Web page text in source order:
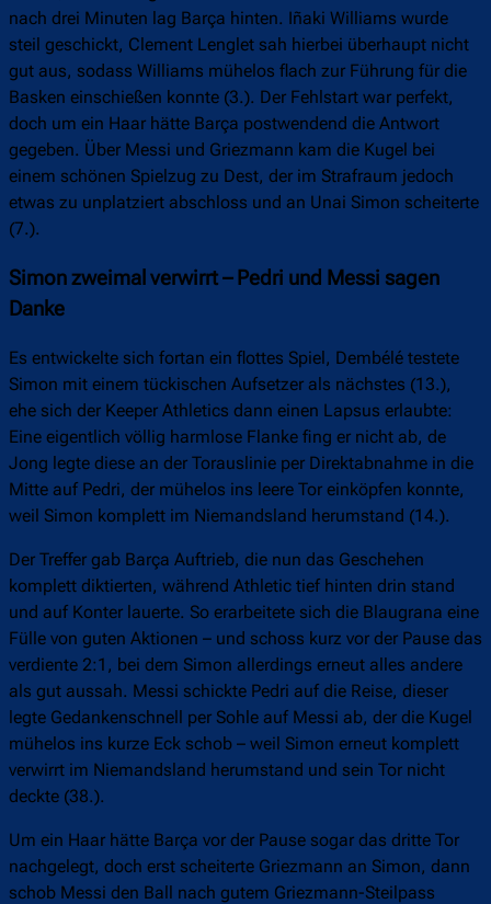
nach drei Minuten lag Barça hinten. Iñaki Williams wurde
steil geschickt, Clement Lenglet sah hierbei überhaupt nicht
gut aus, sodass Williams mühelos flach zur Führung für die
Basken einschießen konnte (3.). Der Fehlstart war perfekt,
doch um ein Haar hätte Barça postwendend die Antwort
gegeben. Über Messi und Griezmann kam die Kugel bei
einem schönen Spielzug zu Dest, der im Strafraum jedoch
etwas zu unplatziert abschloss und an Unai Simon scheiterte
(7.).
Simon zweimal verwirrt – Pedri und Messi sagen
Danke
Es entwickelte sich fortan ein flottes Spiel, Dembélé testete
Simon mit einem tückischen Aufsetzer als nächstes (13.),
ehe sich der Keeper Athletics dann einen Lapsus erlaubte:
Eine eigentlich völlig harmlose Flanke fing er nicht ab, de
Jong legte diese an der Torauslinie per Direktabnahme in die
Mitte auf Pedri, der mühelos ins leere Tor einköpfen konnte,
weil Simon komplett im Niemandsland herumstand (14.).
Der Treffer gab Barça Auftrieb, die nun das Geschehen
komplett diktierten, während Athletic tief hinten drin stand
und auf Konter lauerte. So erarbeitete sich die Blaugrana eine
Fülle von guten Aktionen – und schoss kurz vor der Pause das
verdiente 2:1, bei dem Simon allerdings erneut alles andere
als gut aussah. Messi schickte Pedri auf die Reise, dieser
legte Gedankenschnell per Sohle auf Messi ab, der die Kugel
mühelos ins kurze Eck schob – weil Simon erneut komplett
verwirrt im Niemandsland herumstand und sein Tor nicht
deckte (38.).
Um ein Haar hätte Barça vor der Pause sogar das dritte Tor
nachgelegt, doch erst scheiterte Griezmann an Simon, dann
schob Messi den Ball nach gutem Griezmann-Steilpass